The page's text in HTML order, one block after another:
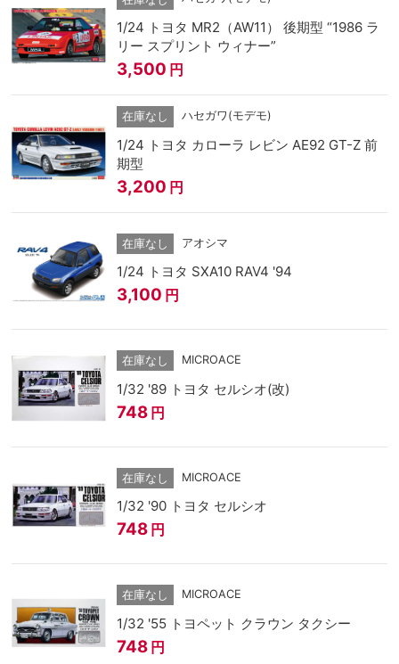
1/24 トヨタ MR2（AW11） 後期型 “1986 ラ
リー スプリント ウィナー”
3,500 円
在庫なし ハセガワ(モデモ)
1/24 トヨタ カローラ レビン AE92 GT-Z 前
期型
3,200 円
在庫なし アオシマ
1/24 トヨタ SXA10 RAV4 '94
3,100 円
在庫なし MICROACE
1/32 '89 トヨタ セルシオ(改)
748 円
在庫なし MICROACE
1/32 '90 トヨタ セルシオ
748 円
在庫なし MICROACE
1/32 '55 トヨペット クラウン タクシー
748 円